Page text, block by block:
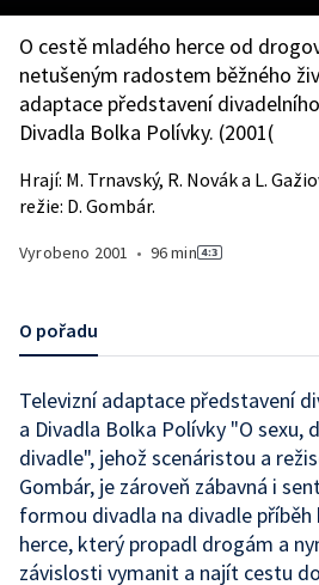
O cestě mladého herce od
netušeným radostem běžného
adaptace představení
Divadla Bolka Polívky. (2001(
Hrají: M. Trnavský, R. Novák a L.
režie: D. Gombár.
Vyrobeno 2001 • 96 min
O pořadu
Televizní adaptace představení
a Divadla Bolka Polívky "O sexu,
divadle", jehož scenáristou a
Gombár, je zároveň zábavná i
formou divadla na divadle
herce, který propadl drogám a
závislosti vymanit a najít cestu